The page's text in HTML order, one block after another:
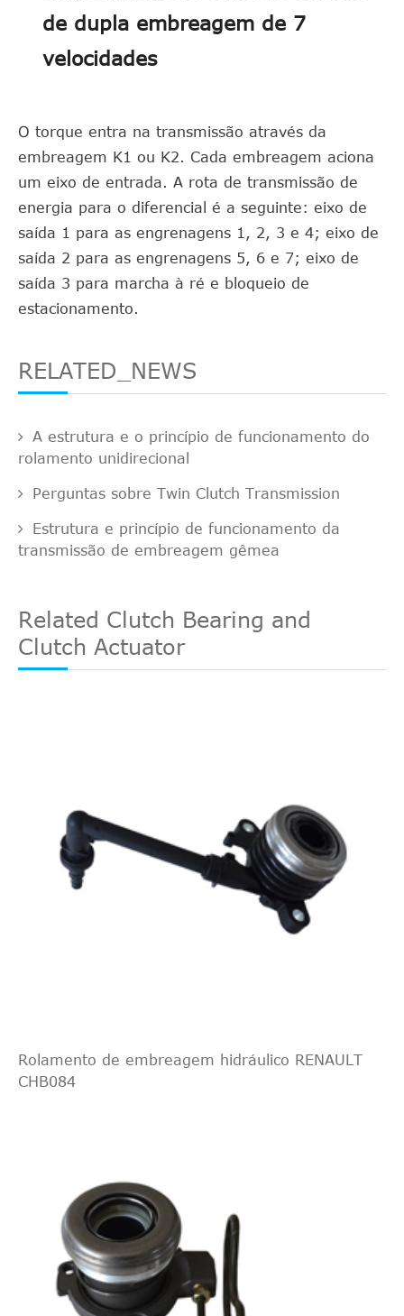
de dupla embreagem de 7
velocidades
O torque entra na transmissão através da
embreagem K1 ou K2. Cada embreagem aciona
um eixo de entrada. A rota de transmissão de
energia para o diferencial é a seguinte: eixo de
saída 1 para as engrenagens 1, 2, 3 e 4; eixo de
saída 2 para as engrenagens 5, 6 e 7; eixo de
saída 3 para marcha à ré e bloqueio de
estacionamento.
RELATED_NEWS
A estrutura e o princípio de funcionamento do
rolamento unidirecional
Perguntas sobre Twin Clutch Transmission
Estrutura e princípio de funcionamento da
transmissão de embreagem gêmea
Related Clutch Bearing and
Clutch Actuator
Rolamento de embreagem hidráulico RENAULT
CHB084